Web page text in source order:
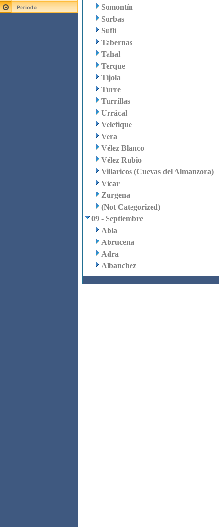
Somontín
Sorbas
Suflí
Tabernas
Tahal
Terque
Tíjola
Turre
Turrillas
Urrácal
Velefique
Vera
Vélez Blanco
Vélez Rubio
Villaricos (Cuevas del Almanzora)
Vícar
Zurgena
(Not Categorized)
09 - Septiembre
Abla
Abrucena
Adra
Albanchez